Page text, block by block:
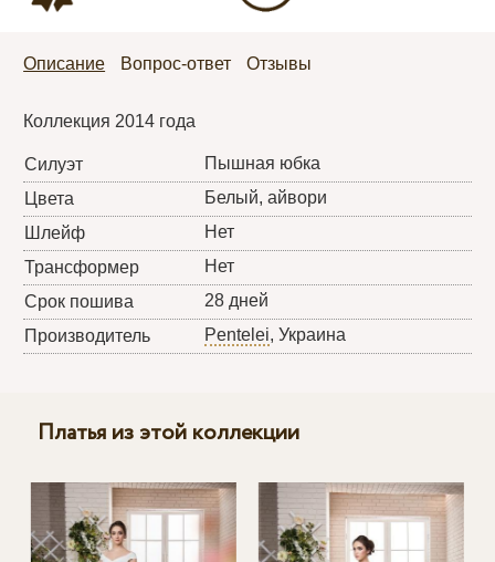
Описание Вопрос-ответ Отзывы
Коллекция 2014 года
Силуэт
Пышная юбка
Цвета
Белый, айвори
Шлейф
Нет
Трансформер
Нет
Срок пошива
28 дней
Производитель
Pentelei, Украина
Платья из этой коллекции